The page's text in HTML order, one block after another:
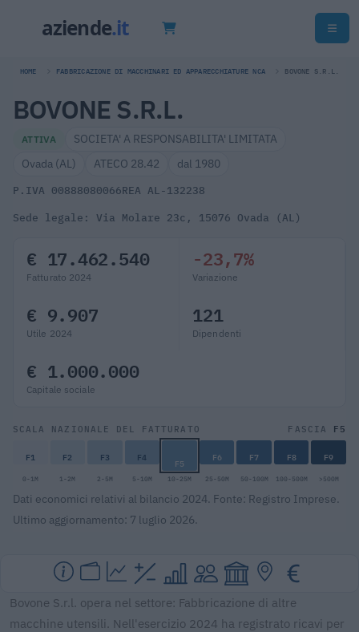
HOME FABBRICAZIONE DI MACCHINARI ED APPARECCHIATURE NCA BOVONE S.R.L.
BOVONE S.R.L.
ATTIVA
SOCIETA' A RESPONSABILITA' LIMITATA
Ovada (AL)
ATECO 28.42 dal 1980
P.IVA 00888080066REA AL-132238
Sede legale: Via Molare 23c, 15076 Ovada (AL)
€ 17.462.540
Fatturato 2024
-23,7%
Variazione
€ 9.907
Utile 2024
121
Dipendenti
€ 1.000.000
Capitale sociale
SCALA NAZIONALE DEL FATTURATO FASCIA F5
F1 F2 F3 F4 F5 F6 F7 F8 F9
0-1M 1-2M 2-5M 5-10M 10-25M 25-50M 50-100M 100-500M >500M
Dati economici relativi al bilancio 2024. Fonte: Registro Imprese.
Ultimo aggiornamento: 7 luglio 2026.
Bovone S.r.l. opera nel settore: Fabbricazione di altre
macchine utensili. Nell'esercizio 2024 ha registrato ricavi per